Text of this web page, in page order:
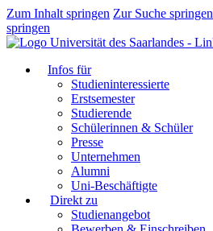
Zum Inhalt springen Zur Suche springen
springen
Infos für
Studieninteressierte
Erstsemester
Studierende
Schülerinnen & Schüler
Presse
Unternehmen
Alumni
Uni-Beschäftigte
Direkt zu
Studienangebot